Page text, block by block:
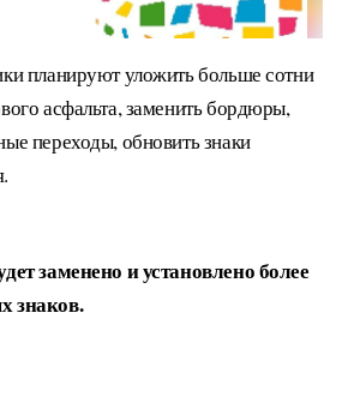
планируют уложить больше сотни
асфальта, заменить бордюры,
переходы, обновить знаки
заменено и установлено более
знаков.